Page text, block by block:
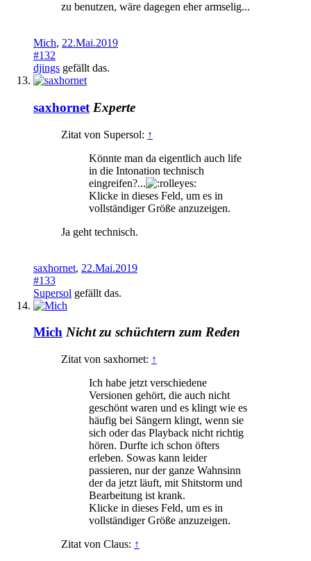
zu benutzen, wäre dagegen eher armselig...
Mich, 22.Mai.2019
#132
djings gefällt das.
saxhornet Experte
Zitat von Supersol: ↑
Könnte man da eigentlich auch life
in die Intonation technisch
eingreifen?...
Klicke in dieses Feld, um es in
vollständiger Größe anzuzeigen.
Ja geht technisch.
saxhornet, 22.Mai.2019
#133
Supersol gefällt das.
Mich Nicht zu schüchtern zum Reden
Zitat von saxhornet: ↑
Ich habe jetzt verschiedene
Versionen gehört, die auch nicht
geschönt waren und es klingt wie es
häufig bei Sängern klingt, wenn sie
sich oder das Playback nicht richtig
hören. Durfte ich schon öfters
erleben. Sowas kann leider
passieren, nur der ganze Wahnsinn
der da jetzt läuft, mit Shitstorm und
Bearbeitung ist krank.
Klicke in dieses Feld, um es in
vollständiger Größe anzuzeigen.
Zitat von Claus: ↑